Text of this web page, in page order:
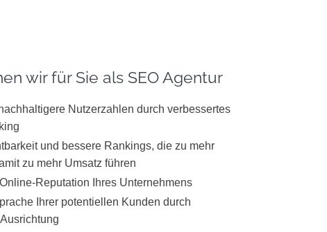
wir für Sie als SEO Agentur
Nutzerzahlen durch verbessertes
und bessere Rankings, die zu mehr
zu mehr Umsatz führen
Reputation Ihres Unternehmens
Ihrer potentiellen Kunden durch